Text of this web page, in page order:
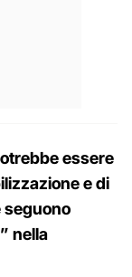
essere
e di
seguono
nella